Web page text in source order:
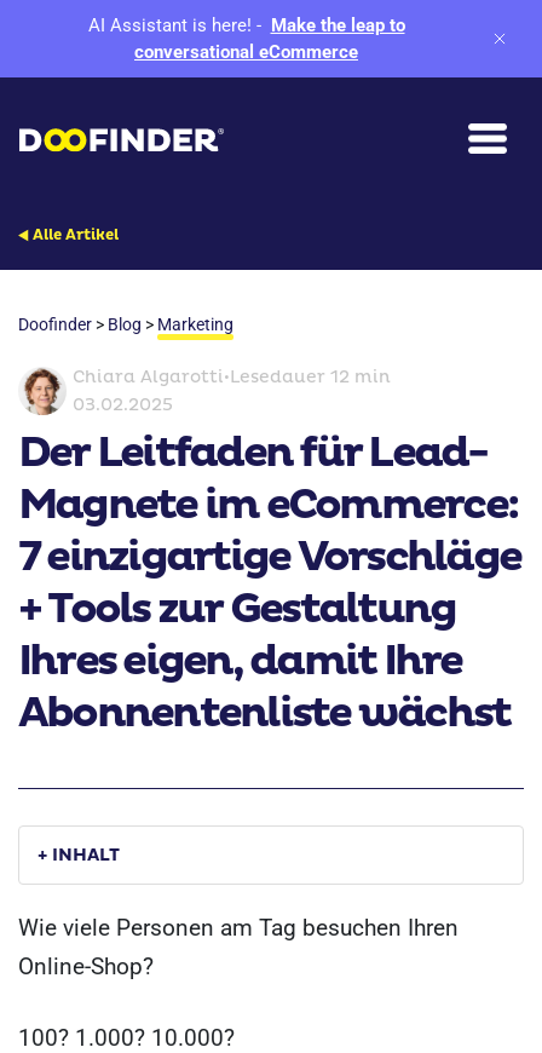
AI Assistant is here! - Make the leap to
conversational eCommerce
Alle Artikel
Doofinder > Blog > Marketing
Chiara Algarotti•Lesedauer 12 min
03.02.2025
Der Leitfaden für Lead-
Magnete im eCommerce:
7 einzigartige Vorschläge
+ Tools zur Gestaltung
Ihres eigen, damit Ihre
Abonnentenliste wächst
+ INHALT
Wie viele Personen am Tag besuchen Ihren
Online-Shop?
100? 1.000? 10.000?